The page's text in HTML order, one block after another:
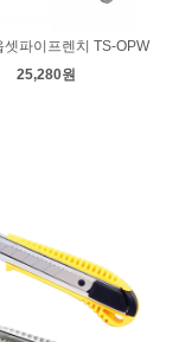
셋파이프렌치 TS-OPW
25,280원